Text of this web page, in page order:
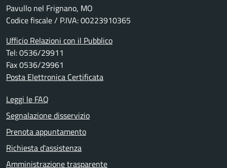
Pavullo nel Frignano, MO
Codice fiscale / P.IVA: 00223910365
Ufficio Relazioni con il Pubblico
Tel: 0536/29911
Fax 0536/29961
Posta Elettronica Certificata
Leggi le FAQ
Segnalazione disservizio
Prenota appuntamento
Richiesta d'assistenza
Amministrazione trasparente